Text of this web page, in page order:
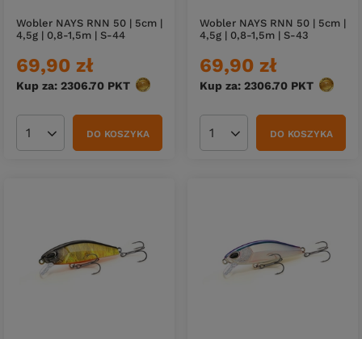
Wobler NAYS RNN 50 | 5cm |
4,5g | 0,8-1,5m | S-44
69,90 zł
Kup za: 2306.70 PKT punktów
Ilość produktówDO KOSZYKA
Wobler NAYS RNN 50 | 5cm |
4,5g | 0,8-1,5m | S-43
69,90 zł
Kup za: 2306.70 PKT
Ilość produktówDO KOSZYKA